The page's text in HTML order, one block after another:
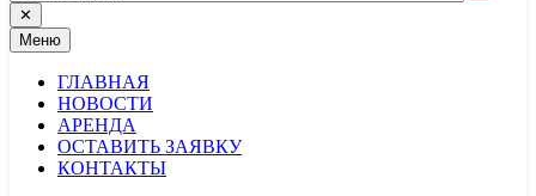
✕
Меню
ГЛАВНАЯ
НОВОСТИ
АРЕНДА
ОСТАВИТЬ ЗАЯВКУ
КОНТАКТЫ